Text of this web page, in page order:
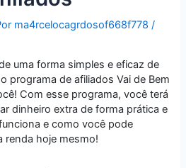
ma4rcelocagrdosof668f778/
uma forma simples e eficaz de
programa de afiliados Vai de Bem
Com esse programa, você terá
dinheiro extra de forma prática e
e como você pode
renda hoje mesmo!